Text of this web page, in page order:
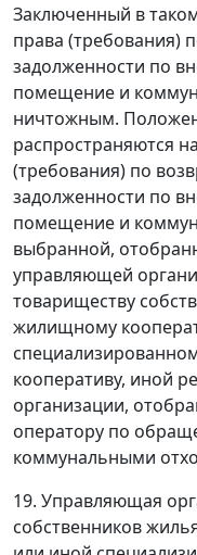
Заключенный в
права (требования)
задолженности по
помещение и
ничтожным.
распространяются
(требования) по
задолженности по
помещение и
выбранной,
управляющей
товариществу
жилищному
кооперативу, иной
организации,
оператору по
коммунальными
19. Управляющая
собственников